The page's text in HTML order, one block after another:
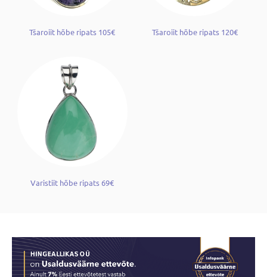
Tšaroiit hõbe ripats 105€ Tšaroiit hõbe ripats 120€
Varistiit hõbe ripats 69€